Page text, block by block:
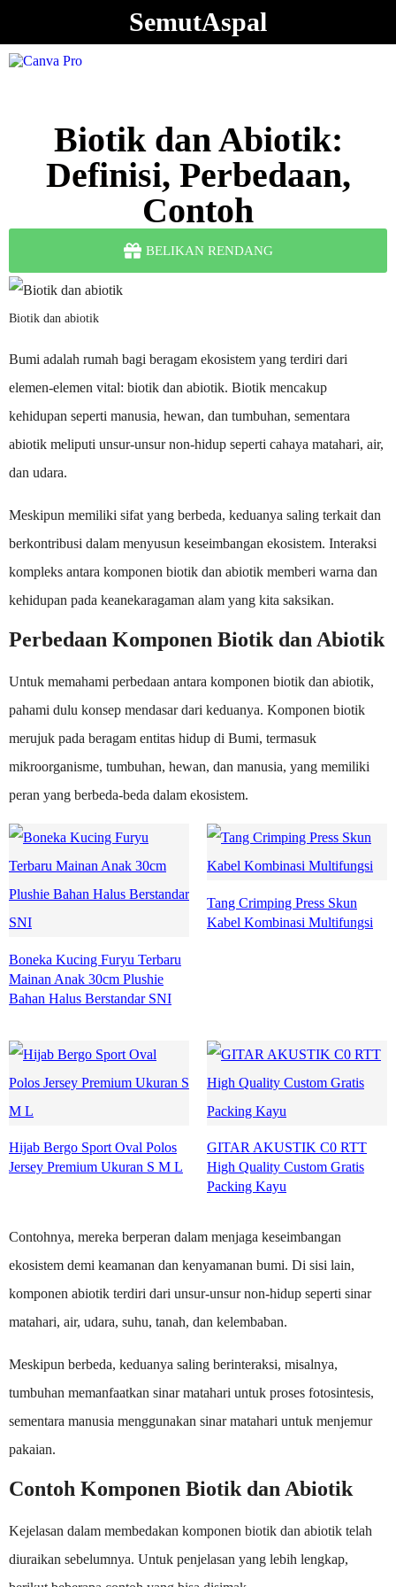
SemutAspal
Biotik dan Abiotik:
Definisi, Perbedaan,
Contoh
BELIKAN RENDANG
Biotik dan abiotik
Bumi adalah rumah bagi beragam ekosistem yang terdiri dari
elemen-elemen vital: biotik dan abiotik. Biotik mencakup
kehidupan seperti manusia, hewan, dan tumbuhan, sementara
abiotik meliputi unsur-unsur non-hidup seperti cahaya matahari, air,
dan udara.
Meskipun memiliki sifat yang berbeda, keduanya saling terkait dan
berkontribusi dalam menyusun keseimbangan ekosistem. Interaksi
kompleks antara komponen biotik dan abiotik memberi warna dan
kehidupan pada keanekaragaman alam yang kita saksikan.
Perbedaan Komponen Biotik dan Abiotik
Untuk memahami perbedaan antara komponen biotik dan abiotik,
pahami dulu konsep mendasar dari keduanya. Komponen biotik
merujuk pada beragam entitas hidup di Bumi, termasuk
mikroorganisme, tumbuhan, hewan, dan manusia, yang memiliki
peran yang berbeda-beda dalam ekosistem.
Boneka Kucing Furyu Terbaru
Mainan Anak 30cm Plushie
Bahan Halus Berstandar SNI
Tang Crimping Press Skun
Kabel Kombinasi Multifungsi
Hijab Bergo Sport Oval Polos
Jersey Premium Ukuran S M L
GITAR AKUSTIK C0 RTT
High Quality Custom Gratis
Packing Kayu
Contohnya, mereka berperan dalam menjaga keseimbangan
ekosistem demi keamanan dan kenyamanan bumi. Di sisi lain,
komponen abiotik terdiri dari unsur-unsur non-hidup seperti sinar
matahari, air, udara, suhu, tanah, dan kelembaban.
Meskipun berbeda, keduanya saling berinteraksi, misalnya,
tumbuhan memanfaatkan sinar matahari untuk proses fotosintesis,
sementara manusia menggunakan sinar matahari untuk menjemur
pakaian.
Contoh Komponen Biotik dan Abiotik
Kejelasan dalam membedakan komponen biotik dan abiotik telah
diuraikan sebelumnya. Untuk penjelasan yang lebih lengkap,